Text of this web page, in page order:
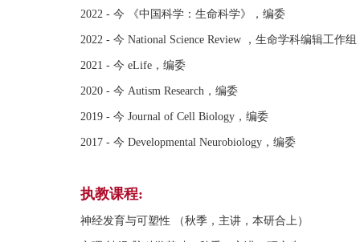
2022 - 今 《中国科学：生命科学》，编委
2022 - 今 National Science Review ，生命学科编辑工作组
2021 - 今 eLife，编委
2020 - 今 Autism Research，编委
2019 - 今 Journal of Cell Biology，编委
2017 - 今 Developmental Neurobiology，编委
执教课程:
神经发育与可塑性 （秋季，主讲，本研合上）